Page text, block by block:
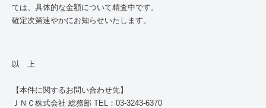
ては、具体的な金額について精査中です。
確定次第速やかにお知らせいたします。
以 上
【本件に関するお問い合わせ先】
ＪＮＣ株式会社 総務部 TEL ： 03-3243-6370